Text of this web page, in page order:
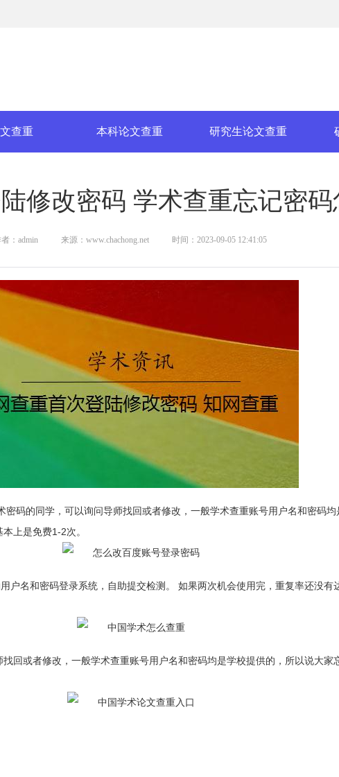
查重 本科论文查重 研究生论文查重
修改密码 学术查重忘记密码
：admin 来源：www.chachong.net 时间：2023-09-05 12:41:05
码的同学，可以询问导师找回或者修改，一般学术查重账号用户名和密码
上是免费1-2次。
户名和密码登录系统，自助提交检测。 如果两次机会使用完，重复率还没
回或者修改，一般学术查重账号用户名和密码均是学校提供的，所以说大